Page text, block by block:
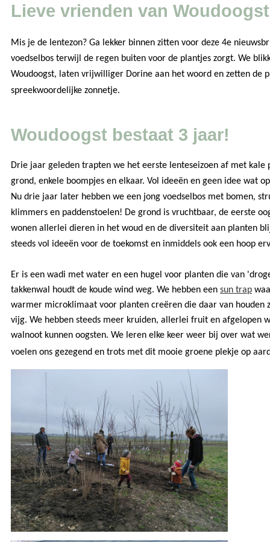
Lieve vrienden van
Mis je de lentezon? Ga lekker binnen zitten voor deze 4e
voedselbos terwijl de regen buiten voor de plantjes zorgt. We
Woudoogst, laten vrijwilliger Dorine aan het woord en zetten de
spreekwoordelijke zonnetje.
Woudoogst bestaat 3 jaar!
Drie jaar geleden trapten we het eerste lenteseizoen af met kale
grond, enkele boompjes en elkaar. Vol ideeën en geen idee wat
Nu drie jaar later hebben we een jong voedselbos met bomen,
klimmers en paddenstoelen! De grond is vruchtbaar, de eerste
wonen allerlei dieren in het woud en de diversiteit aan planten
steeds vol ideeën voor de toekomst en inmiddels ook een hoop
Er is een wadi met water en een hugel voor planten die van
takkenwal houdt de koude wind weg. We hebben een sun trap
warmer microklimaat voor planten creëren die daar van houden
vijg. We hebben steeds meer kruiden, allerlei fruit en afgelopen
walnoot kunnen oogsten. We leren elke keer weer bij over wat
voelen ons gezegend en trots met dit mooie groene plekje op